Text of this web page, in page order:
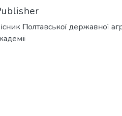
Полтавської державної